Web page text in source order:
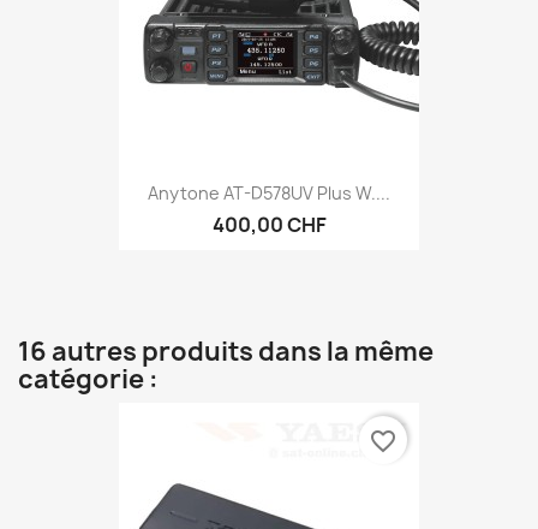
Anytone AT-D578UV Plus W....
400,00 CHF
16 autres produits dans la même
catégorie :
favorite_border